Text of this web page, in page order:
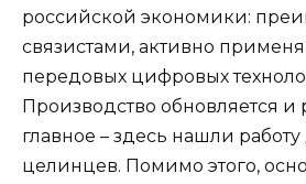
российской экономики:
связистами, активно
передовых цифровых
Производство обновляется и
главное – здесь нашли работу
целинцев. Помимо этого,